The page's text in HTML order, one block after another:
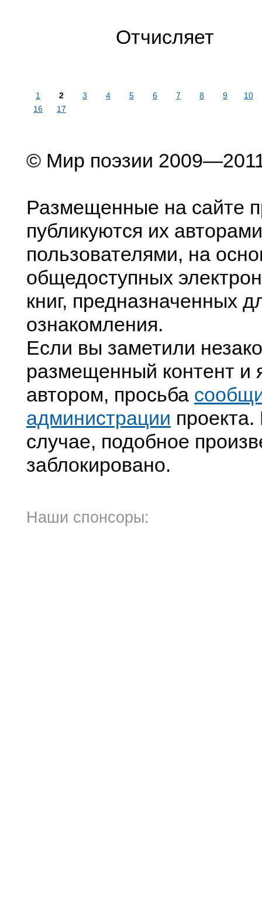
Отчисляет
1 2 3 4 5 6 7 8 9
10
16
17
© Мир поэзии
Размещенные на сайте
публикуются их
пользователями, на
общедоступных
книг, предназначенных
ознакомления.
Если вы заметили
размещенный контент и
автором, просьба
администрации
случае, подобное
заблокировано.
Наши спонсоры: